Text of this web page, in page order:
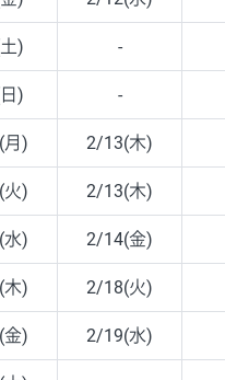
) -
) -
) 2/13(木)
) 2/13(木)
) 2/14(金)
) 2/18(火)
) 2/19(水)